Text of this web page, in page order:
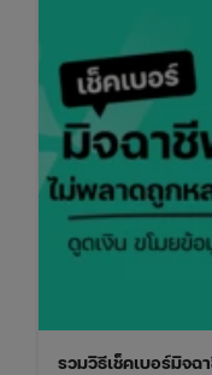
เช็ก
วัน
มงคล
ไทย-
จีน
และ
เทศ
สารท
จีน
รวมวิธีเช็คเบอร์มิจ